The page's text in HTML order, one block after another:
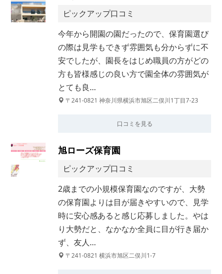
ピックアップ口コミ
今年から開園の園だったので、保育園選び
の際は見学もできず雰囲気も分からずに不
安でしたが、園長をはじめ職員の方がどの
方も皆様感じの良い方で園全体の雰囲気が
とても良…
〒241-0821 神奈川県横浜市旭区二俣川1丁目7-23
口コミを見る
旭ローズ保育園
ピックアップ口コミ
2歳までの小規模保育園なのですが、大勢
の保育園よりは目が届きやすいので、見学
時に安心感あると感じ応募しました。やは
り大勢だと、なかなか全員に目が行き届か
ず、友人…
〒241-0821 横浜市旭区二俣川1-7